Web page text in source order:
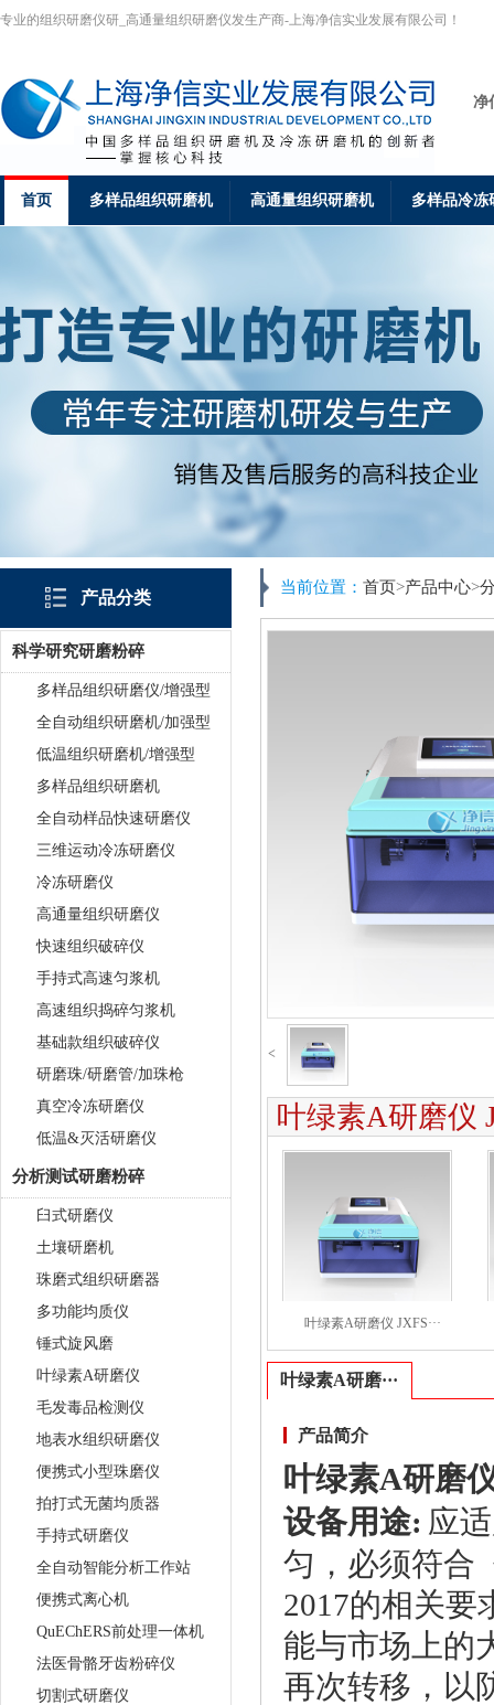
专业的组织研磨仪研_高通量组织研磨仪发生产商-上海净信实业发展有限公司！
净
首页 多样品组织研磨机 高通量组织研磨机 多样品冷冻
产品分类
科学研究研磨粉碎
多样品组织研磨仪/增强型
全自动组织研磨机/加强型
低温组织研磨机/增强型
多样品组织研磨机
全自动样品快速研磨仪
三维运动冷冻研磨仪
冷冻研磨仪
高通量组织研磨仪
快速组织破碎仪
手持式高速匀浆机
高速组织捣碎匀浆机
基础款组织破碎仪
研磨珠/研磨管/加珠枪
真空冷冻研磨仪
低温&灭活研磨仪
分析测试研磨粉碎
臼式研磨仪
土壤研磨机
珠磨式组织研磨器
多功能均质仪
锤式旋风磨
叶绿素A研磨仪
毛发毒品检测仪
地表水组织研磨仪
便携式小型珠磨仪
拍打式无菌均质器
手持式研磨仪
全自动智能分析工作站
便携式离心机
QuEChERS前处理一体机
法医骨骼牙齿粉碎仪
切割式研磨仪
当前位置： 首页>产品中心>
<
叶绿素A研磨仪
叶绿素A研磨仪 JXFS···
叶绿素A研磨···
产品简介
叶绿素A研磨
设备用途: 应
匀，必须符合
2017的相关要
能与市场上的
再次转移，以